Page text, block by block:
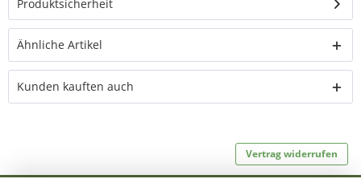
Produktsicherheit
Ähnliche Artikel
Kunden kauften auch
Vertrag widerrufen